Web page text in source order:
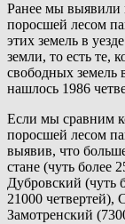
Ранее мы выявили
поросшей лесом
этих земель в
земли, то есть те,
свободных земель
нашлось 1986
Если мы сравним
поросшей лесом
выявив, что
стане (чуть более
Дубровский (чуть
21000 четвертей),
Замотренский